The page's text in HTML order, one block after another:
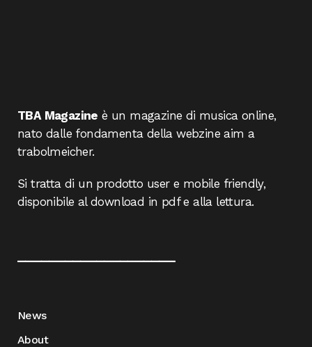
TBA Magazine è un magazine di musica online,
nato dalle fondamenta della webzine aim a
trabolmeicher.
Si tratta di un prodotto user e mobile friendly,
disponibile al download in pdf e alla lettura.
News
About